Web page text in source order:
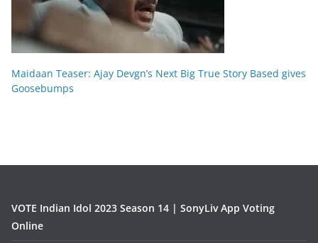
Maidaan Teaser: Ajay Devgn’s Next Big True Story Based gives
Goosebumps
VOTE Indian Idol 2023 Season 14 | SonyLiv App Voting
Online